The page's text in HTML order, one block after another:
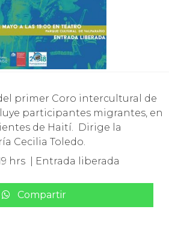
participantes migrantes, en
de Haití. Dirige la
Cecilia Toledo.
hrs | Entrada liberada
Compartir